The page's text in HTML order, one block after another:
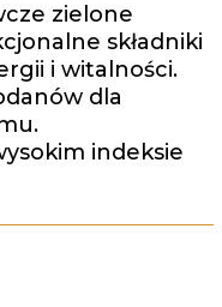
zielone
składniki
i witalności.
dla
indeksie